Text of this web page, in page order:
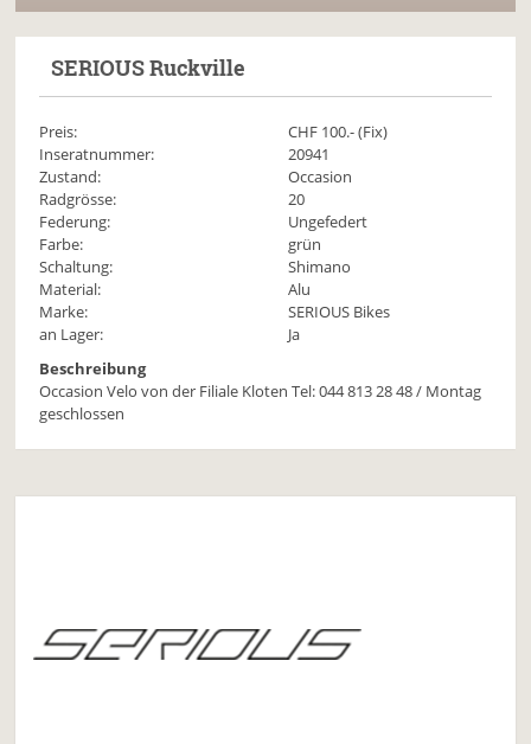
SERIOUSRuckville
Preis: CHF 100.- (Fix)
Inseratnummer:
20941
Zustand:
Occasion
Radgrösse:
20
Federung:
Ungefedert
Farbe:
grün
Schaltung:
Shimano
Material:
Alu
Marke:
SERIOUS Bikes
an Lager:
Ja
Beschreibung
Occasion Velo von der Filiale Kloten Tel: 044 813 28 48 / Montag
geschlossen